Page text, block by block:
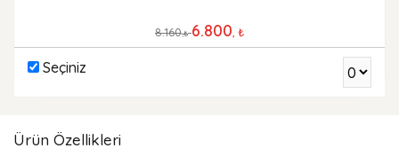
8.160,₺ 6.800 , ₺
Seçiniz
Ürün Özellikleri